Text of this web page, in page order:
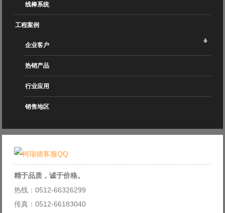
线棒系统
工程案例
企业客户
热销产品
行业应用
销售地区
精于品质，诚于价格。
热线：0512-66326299
传真：0512-66183040